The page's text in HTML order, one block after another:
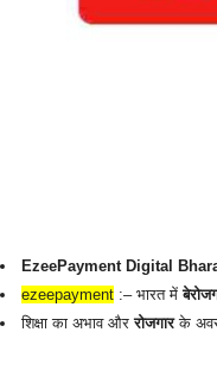
EzeePayment Digital
ezeepayment :– भारत में
शिक्षा का अभाव औररोजगारके